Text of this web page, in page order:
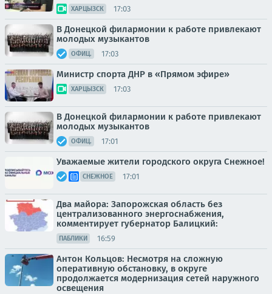
ХАРЦЫЗСК 17:03
В Донецкой филармонии к работе привлекают
молодых музыкантов
ОФИЦ. 17:03
Министр спорта ДНР в «Прямом эфире»
ХАРЦЫЗСК 17:03
В Донецкой филармонии к работе привлекают
молодых музыкантов
ОФИЦ. 17:01
Уважаемые жители городского округа Снежное!
СНЕЖНОЕ 17:01
Два майора: Запорожская область без
централизованного энергоснабжения,
комментирует губернатор Балицкий:
ПАБЛИКИ 16:59
Антон Кольцов: Несмотря на сложную
оперативную обстановку, в округе
продолжается модернизация сетей наружного
освещения